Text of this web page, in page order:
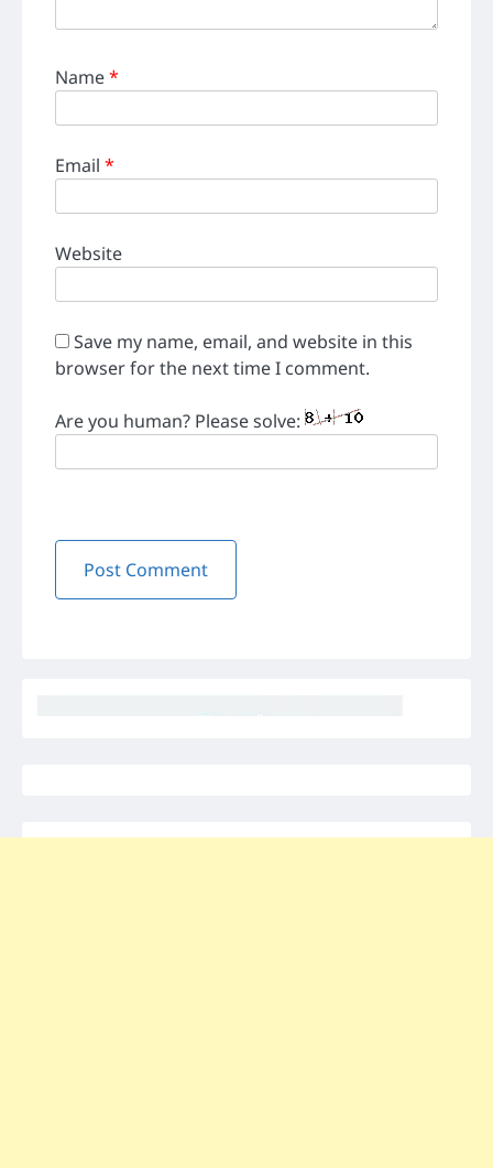
Name*
Email *
Website
Save my name, email, and website in this
browser for the next time I comment.
Are you human? Please solve: